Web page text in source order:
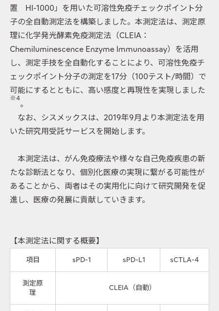
置 HI-1000」を用いた可溶性免疫チェックポイント分
子の全自動測定法を構築しました。本測定法は、測定原
理に化学発光酵素免疫測定法（CLEIA：
Chemiluminescence Enzyme Immunoassay）を活用
し、測定手技を全自動化することにより、可溶性免疫チ
ェックポイント分子の測定を17分（100テスト/時間）で
可能にするとともに、高い感度と再現性を実現しました
※4
。
なお、シスメックスは、2019年9月より本測定法を用
いた研究用受託サービスを開始します。
本測定法は、がん免疫療法や様々な自己免疫疾患の新
たな診断法となり、個別化医療の実現に繋がる可能性が
あることから、両者はその実用化に向けて研究開発を促
進し、医療の発展に貢献していきます。
【本測定法に関する概要】
項目 sPD-1 sPD-L1 sCTLA-4
測定原
理
CLEIA（自動）